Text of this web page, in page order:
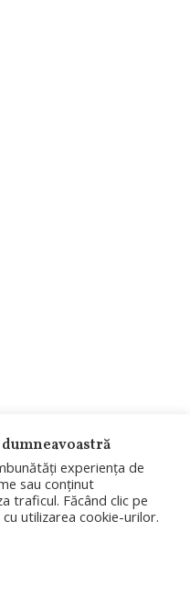
experiența de
sau conținut
traficul. Făcând clic pe
utilizarea cookie-urilor.